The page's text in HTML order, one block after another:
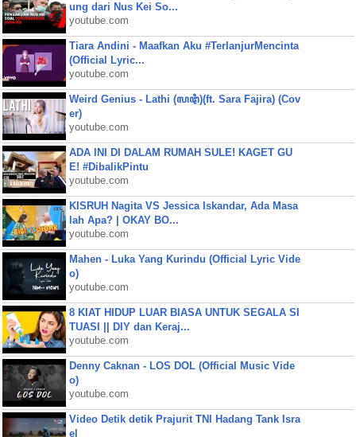
ung dari Nus Kei So...
youtube.com
Tiara Andini - Maafkan Aku #TerlanjurMencinta
(Official Lyric...
youtube.com
Weird Genius - Lathi (ꦭꦛꦶ)(ft. Sara Fajira) (Cov
er)
youtube.com
ADA INI DI DALAM RUMAH SULE! KAGET GU
E! #DibalikPintu
youtube.com
KISRUH Nagita VS Jessica Iskandar, Ada Masa
lah Apa? | OKAY BO...
youtube.com
Mahen - Luka Yang Kurindu (Official Lyric Vide
o)
youtube.com
8 KIAT HIDUP LUAR BIASA UNTUK SEGALA SI
TUASI || DIY dan Keraj...
youtube.com
Denny Caknan - LOS DOL (Official Music Vide
o)
youtube.com
Video Detik detik Prajurit TNI Hadang Tank Isra
el